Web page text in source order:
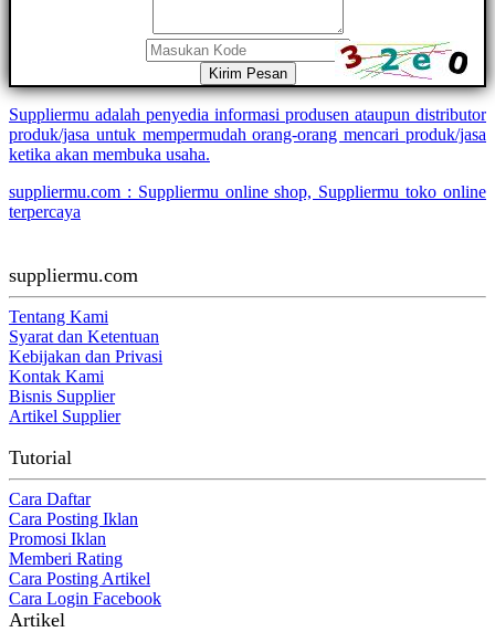
Kirim Pesan
Suppliermu adalah penyedia informasi produsen ataupun distributor
produk/jasa untuk mempermudah orang-orang mencari produk/jasa
ketika akan membuka usaha.
suppliermu.com : Suppliermu online shop, Suppliermu toko online
terpercaya
suppliermu.com
Tentang Kami
Syarat dan Ketentuan
Kebijakan dan Privasi
Kontak Kami
Bisnis Supplier
Artikel Supplier
Tutorial
Cara Daftar
Cara Posting Iklan
Promosi Iklan
Memberi Rating
Cara Posting Artikel
Cara Login Facebook
Artikel